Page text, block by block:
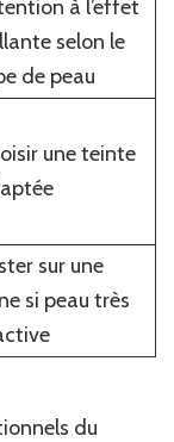
à l’effet
selon le
de peau
une teinte
sur une
si peau très
du